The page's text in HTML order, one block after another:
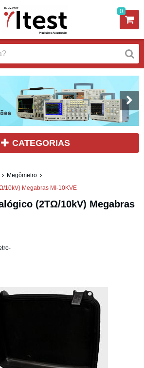
0
CATEGORIAS
Megômetro
10kV) Megabras MI-10KVE
(2TΩ/10kV) Megabras